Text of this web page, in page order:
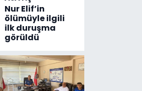
Nur Elif’in
ölümüyle ilgili
ilk duruşma
görüldü